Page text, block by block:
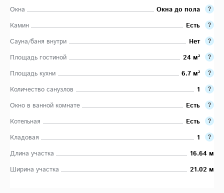
Окна
Окна до пола
Камин
Есть
Сауна/баня внутри
Нет
Площадь гостиной
24 м²
Площадь кухни
6.7 м²
Количество санузлов
1
Окно в ванной комнате
Есть
Котельная
Есть
Кладовая
1
Длина участка
16.64 м
Ширина участка
21.02 м